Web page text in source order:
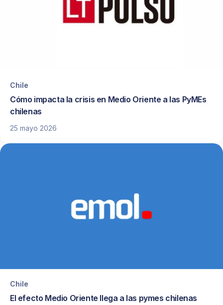
Chile
Cómo impacta la crisis en Medio Oriente a las PyMEs
chilenas
25 mayo 2026
Chile
El efecto Medio Oriente llega a las pymes chilenas